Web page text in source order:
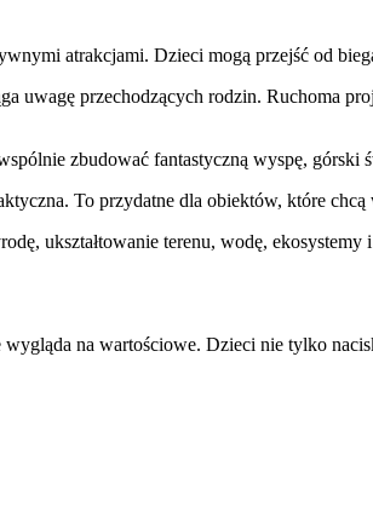
atrakcjami. Dzieci mogą przejść od
uwagę przechodzących rodzin. Ruchoma
zbudować fantastyczną wyspę, górski
To przydatne dla obiektów, które
ukształtowanie terenu, wodę,
na wartościowe. Dzieci nie tylko